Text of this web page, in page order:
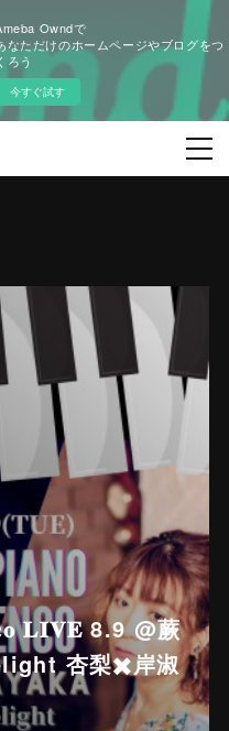
Owndで
なただけのホームページやブログをつ
ろう
今すぐ試す
𝐋𝐈𝐕𝐄 8.9 @蕨
杏梨✖️岸淑